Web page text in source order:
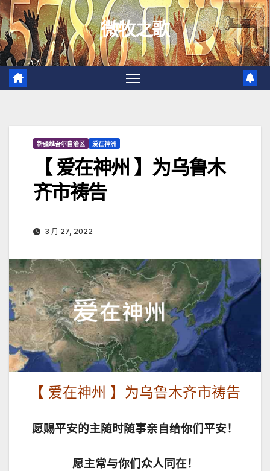
跳
至
内
容
微牧之歌
新疆维吾尔自治区 爱在神洲
【 爱在神州 】为乌鲁木
齐市祷告
3 月 27, 2022
【 爱在神州 】为乌鲁木齐市祷告
愿赐平安的主随时随事亲自给你们平安！
愿主常与你们众人同在！